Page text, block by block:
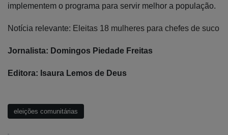
implementem o programa para servir melhor a população.
Notícia relevante: Eleitas 18 mulheres para chefes de suco
Jornalista: Domingos Piedade Freitas
Editora: Isaura Lemos de Deus
eleições comunitárias